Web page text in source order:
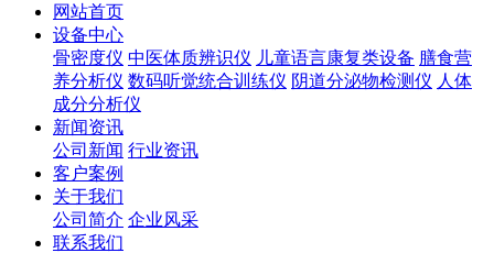
网站首页
设备中心
骨密度仪 中医体质辨识仪 儿童语言康复类设备 膳食营
养分析仪 数码听觉统合训练仪 阴道分泌物检测仪 人体
成分分析仪
新闻资讯
公司新闻 行业资讯
客户案例
关于我们
公司简介 企业风采
联系我们